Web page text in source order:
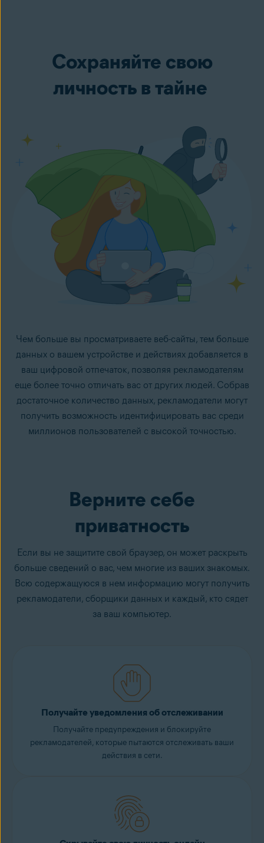
Сохраняйте свою
личность в тайне
Чем больше вы просматриваете веб-сайты, тем больше
данных о вашем устройстве и действиях добавляется в
ваш цифровой отпечаток, позволяя рекламодателям
еще более точно отличать вас от других людей. Собрав
достаточное количество данных, рекламодатели могут
получить возможность идентифицировать вас среди
миллионов пользователей с высокой точностью.
Верните себе
приватность
Если вы не защитите свой браузер, он может раскрыть
больше сведений о вас, чем многие из ваших знакомых.
Всю содержащуюся в нем информацию могут получить
рекламодатели, сборщики данных и каждый, кто сядет
за ваш компьютер.
Получайте уведомления об отслеживании
Получайте предупреждения и блокируйте
рекламодателей, которые пытаются отслеживать ваши
действия в сети.